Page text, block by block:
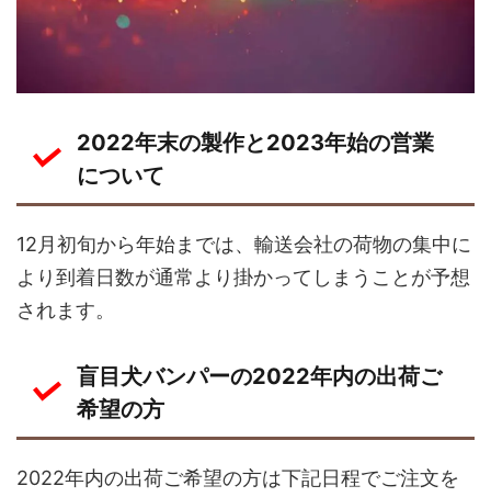
2022年末の製作と2023年始の営業
について
12月初旬から年始までは、輸送会社の荷物の集中に
より到着日数が通常より掛かってしまうことが予想
されます。
盲目犬バンパーの2022年内の出荷ご
希望の方
2022年内の出荷ご希望の方は下記日程でご注文を